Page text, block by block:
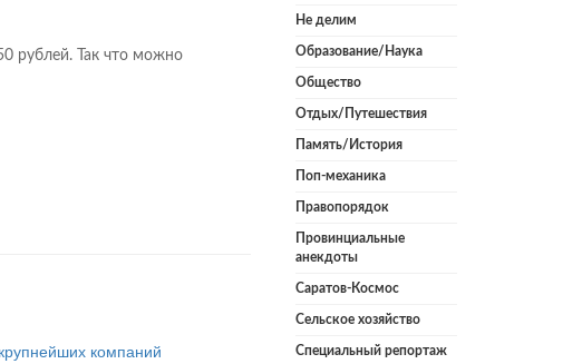
рублей. Так что можно
компаний
Не делим
Образование/Наука
Общество
Отдых/Путешествия
Память/История
Поп-механика
Правопорядок
Провинциальные
анекдоты
Саратов-Космос
Сельское хозяйство
Специальный репортаж